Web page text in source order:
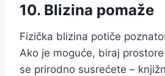
10. Blizina pomaže
Fizička blizina potiče
Ako je moguće, biraj
se prirodno susrećete –